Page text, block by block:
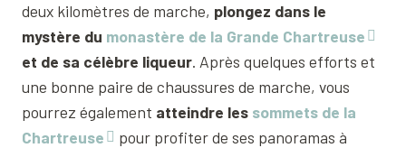
deux kilomètres de marche, plongez dans le
mystère du monastère de la Grande Chartreuse
et de sa célèbre liqueur. Après quelques efforts et
une bonne paire de chaussures de marche, vous
pourrez également atteindre les sommets de la
Chartreuse
pour profiter de ses panoramas à